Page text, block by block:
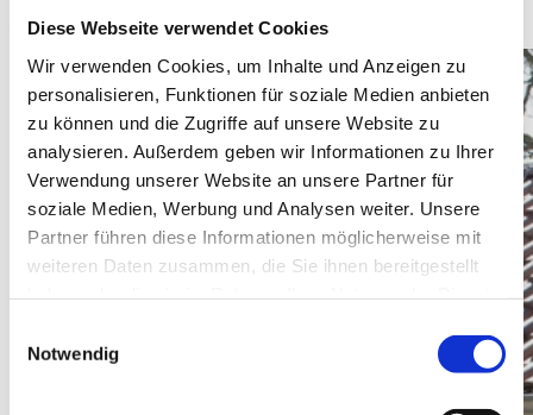
Diese Webseite verwendet Cookies
Wir verwenden Cookies, um Inhalte und Anzeigen zu
personalisieren, Funktionen für soziale Medien anbieten
zu können und die Zugriffe auf unsere Website zu
analysieren. Außerdem geben wir Informationen zu Ihrer
Verwendung unserer Website an unsere Partner für
soziale Medien, Werbung und Analysen weiter. Unsere
Partner führen diese Informationen möglicherweise mit
weiteren Daten zusammen, die Sie ihnen bereitgestellt
Notwendig
AKTENZEICHEN: GRWI-13-0036